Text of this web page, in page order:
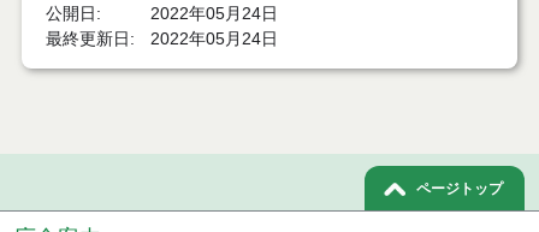
公開日
2022年05月24日
最終更新日
2022年05月24日
ページトップ